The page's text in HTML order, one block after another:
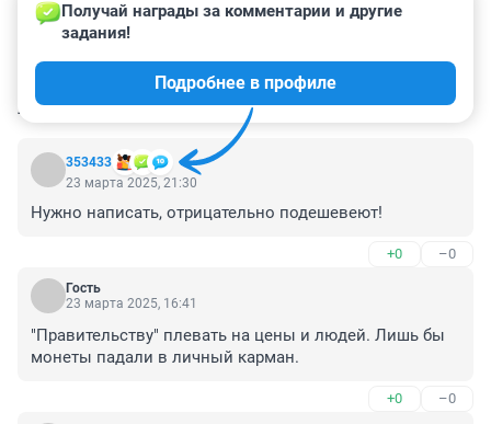
КОММЕНТАРИИ 78
353433
Получай награды за комментарии и другие
задания!
Подробнее в профиле
23 марта 2025, 21:30
Нужно написать, отрицательно подешевеют!
+0 –0
Гость
23 марта 2025, 16:41
"Правительству" плевать на цены и людей. Лишь бы
монеты падали в личный карман.
+0 –0